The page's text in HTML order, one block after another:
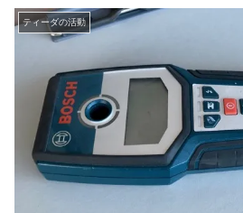
ティーダの活動